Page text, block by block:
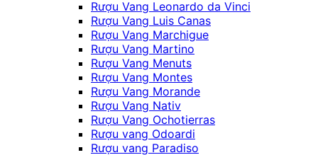
Rượu Vang Leonardo da Vinci
Rượu Vang Luis Canas
Rượu Vang Marchigue
Rượu Vang Martino
Rượu Vang Menuts
Rượu Vang Montes
Rượu Vang Morande
Rượu Vang Nativ
Rượu Vang Ochotierras
Rượu vang Odoardi
Rượu vang Paradiso